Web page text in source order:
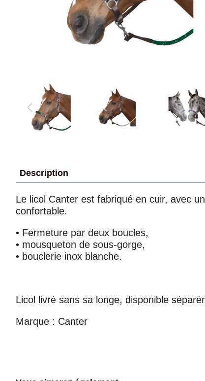
Description
Le licol Canter est fabriqué en cuir, avec
confortable.
• Fermeture par deux boucles,
• mousqueton de sous-gorge,
• bouclerie inox blanche.
Licol livré sans sa longe, disponible
Marque : Canter